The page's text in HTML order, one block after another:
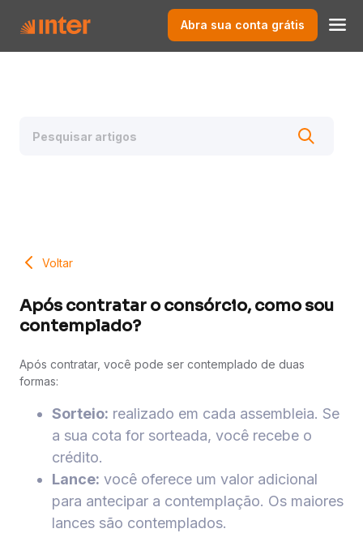
Abra sua conta grátis
Voltar
Após contratar o consórcio, como sou
contemplado?
Após contratar, você pode ser contemplado de duas
formas:
Sorteio: realizado em cada assembleia. Se
a sua cota for sorteada, você recebe o
crédito.
Lance: você oferece um valor adicional
para antecipar a contemplação. Os maiores
lances são contemplados.